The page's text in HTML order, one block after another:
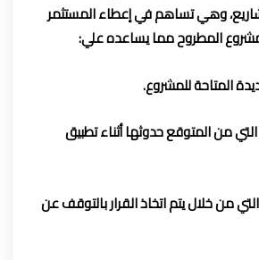
وهي تساهم في إعطاء المستثمر
المطروح مما يساعده علي:
من المتوقع حدوثها أثناء تطبيق
من خلال يتم اتخاذ القرار بالتوقف عن